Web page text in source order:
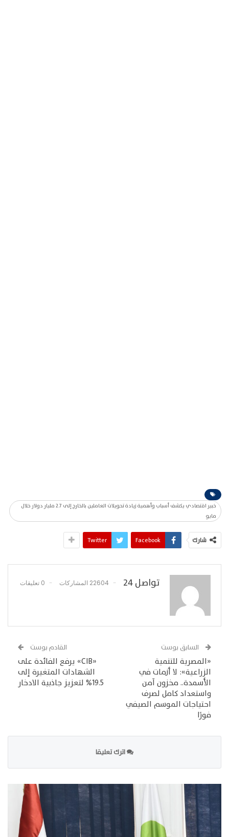
خبير اقتصادي يكشف أسباب وأهمية زيادة تحويلات العاملين بالخارج إلى 2.7 مليار دولار خلال
مايو
شارك Facebook
Twitter
تواصل 24 22604 المشاركات 0 تعليقات
السابق بوست
«المصرية للتنمية
الزراعية»: لا أزمات في
الأسمدة.. مخزون آمن
واستعداد كامل لصرف
احتياجات الموسم الصيفي
فورًا
القادم بوست
«CIB» يرفع الفائدة على
الشهادات المتغيرة إلى
19.5% لتعزيز جاذبية الادخار
اترك تعليقا